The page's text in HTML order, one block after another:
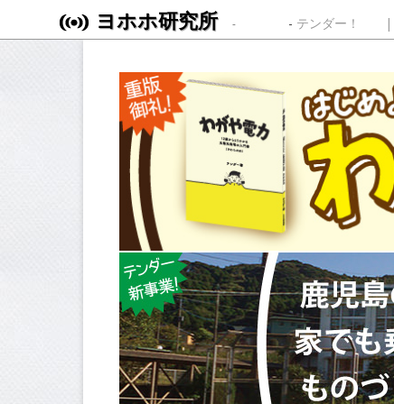
ヨホホ研究所 Skip to contentテンダー！